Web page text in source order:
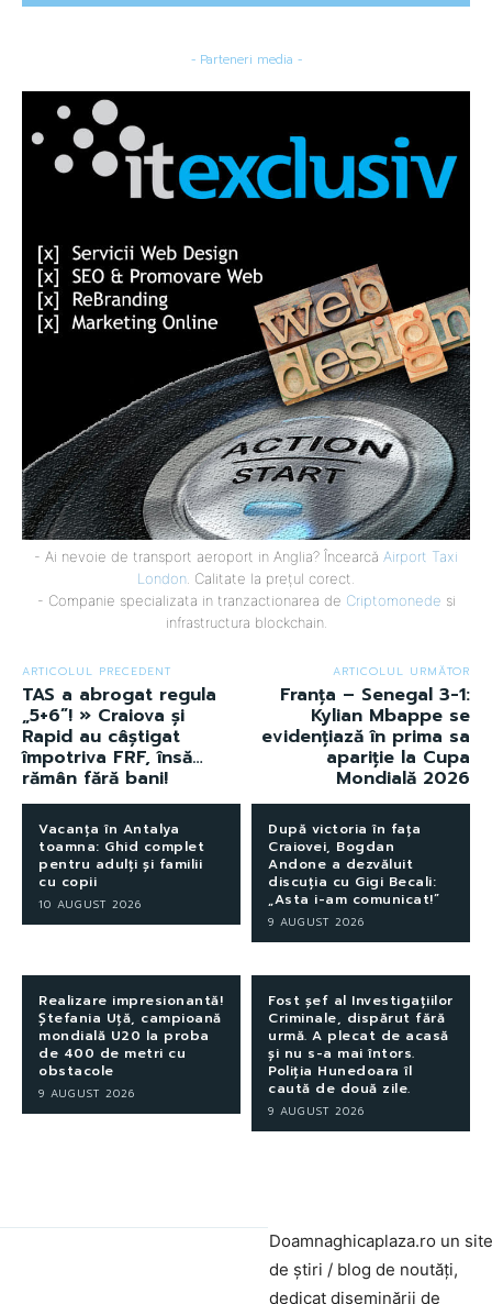
- Parteneri media -
- Ai nevoie de transport aeroport in Anglia? Încearcă Airport Taxi
London . Calitate la prețul corect.
- Companie specializata in tranzactionarea de Criptomonede si
infrastructura blockchain.
ARTICOLUL PRECEDENT
TAS a abrogat regula
„5+6”! » Craiova și
Rapid au câștigat
împotriva FRF, însă…
rămân fără bani!
ARTICOLUL URMĂTOR
Franța – Senegal 3-1:
Kylian Mbappe se
evidențiază în prima sa
apariție la Cupa
Mondială 2026
Vacanța în Antalya
toamna: Ghid complet
pentru adulți și familii
cu copii
10 AUGUST 2026
După victoria în fața
Craiovei, Bogdan
Andone a dezvăluit
discuția cu Gigi Becali:
„Asta i-am comunicat!”
9 AUGUST 2026
Realizare impresionantă!
Ștefania Uță, campioană
mondială U20 la proba
de 400 de metri cu
obstacole
9 AUGUST 2026
Fost șef al Investigațiilor
Criminale, dispărut fără
urmă. A plecat de acasă
și nu s-a mai întors.
Poliția Hunedoara îl
caută de două zile.
9 AUGUST 2026
Doamnaghicaplaza.ro un site
de știri / blog de noutăți,
dedicat diseminării de